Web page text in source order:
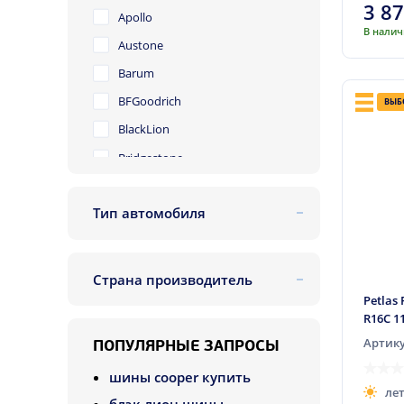
700
Apollo
Austone
Barum
BFGoodrich
BlackLion
Bridgestone
Chengshan
Cordiant
CST
Тип автомобиля
легкогрузовой
Страна производитель
Япония
Китай
ПОПУЛЯРНЫЕ ЗАПРОСЫ
шины cooper купить
3
В
Petlas
R16C